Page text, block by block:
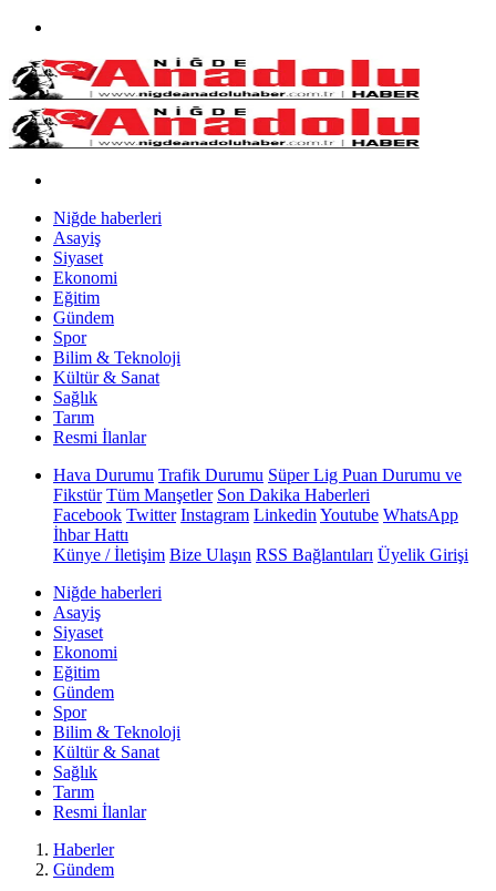
Niğde haberleri
Asayiş
Siyaset
Ekonomi
Eğitim
Gündem
Spor
Bilim & Teknoloji
Kültür & Sanat
Sağlık
Tarım
Resmi İlanlar
Hava Durumu Trafik Durumu Süper Lig Puan Durumu ve
Fikstür Tüm Manşetler Son Dakika Haberleri
Facebook Twitter Instagram Linkedin Youtube WhatsApp
İhbar Hattı
Künye / İletişim Bize Ulaşın RSS Bağlantıları Üyelik Girişi
Niğde haberleri
Asayiş
Siyaset
Ekonomi
Eğitim
Gündem
Spor
Bilim & Teknoloji
Kültür & Sanat
Sağlık
Tarım
Resmi İlanlar
Haberler
Gündem